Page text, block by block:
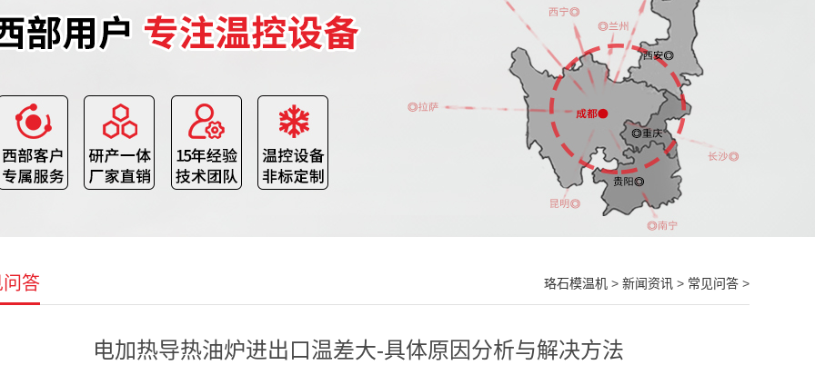
答 珞石模温机 > 新闻资讯 > 常见问答 >
电加热导热油炉进出口温差大-具体原因分析与解决方法